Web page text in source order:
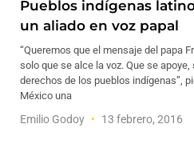
Pueblos indígenas
un aliado en voz papal
“Queremos que el mensaje del papa
solo que se alce la voz. Que se
derechos de los pueblos indígenas”,
México una
Emilio Godoy 13 febrero, 2016